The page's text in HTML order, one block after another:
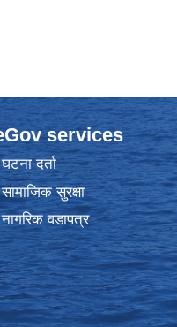
services
घटना दर्ता
सामाजिक सुरक्षा
नागरिक वडापत्र